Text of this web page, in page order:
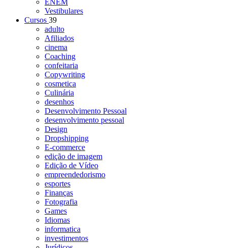
ENEM
Vestibulares
Cursos 39
adulto
Afiliados
cinema
Coaching
confeitaria
Copywriting
cosmetica
Culinária
desenhos
Desenvolvimento Pessoal
desenvolvimento pessoal
Design
Dropshipping
E-commerce
edição de imagem
Edição de Vídeo
empreendedorismo
esportes
Finanças
Fotografia
Games
Idiomas
informatica
investimentos